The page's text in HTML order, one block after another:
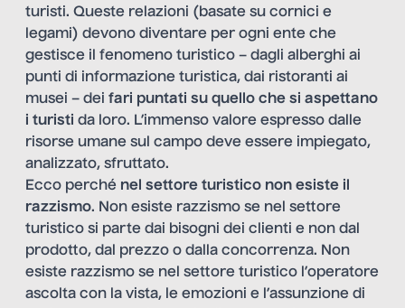
turisti. Queste relazioni (basate su cornici e
legami) devono diventare per ogni ente che
gestisce il fenomeno turistico – dagli alberghi ai
punti di informazione turistica, dai ristoranti ai
musei – dei fari puntati su quello che si aspettano
i turisti da loro. L’immenso valore espresso dalle
risorse umane sul campo deve essere impiegato,
analizzato, sfruttato.
Ecco perché nel settore turistico non esiste il
razzismo. Non esiste razzismo se nel settore
turistico si parte dai bisogni dei clienti e non dal
prodotto, dal prezzo o dalla concorrenza. Non
esiste razzismo se nel settore turistico l’operatore
ascolta con la vista, le emozioni e l’assunzione di